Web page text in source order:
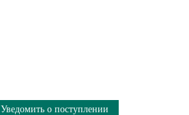
Уведомить о поступлении